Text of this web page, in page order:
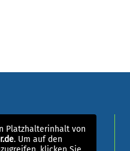
Platzhalterinhalt von
. Um auf den